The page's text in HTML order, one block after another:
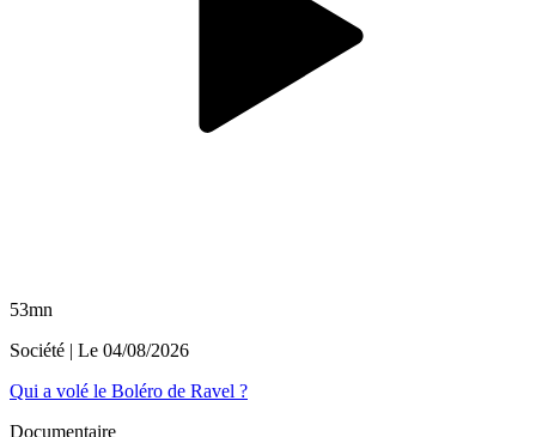
53mn
Société | Le 04/08/2026
Qui a volé le Boléro de Ravel ?
Documentaire